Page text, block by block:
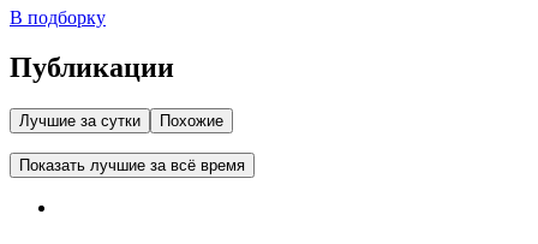
В подборку
Публикации
Лучшие за сутки Похожие
Показать лучшие за всё время